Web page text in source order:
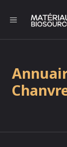
contenu
MENU